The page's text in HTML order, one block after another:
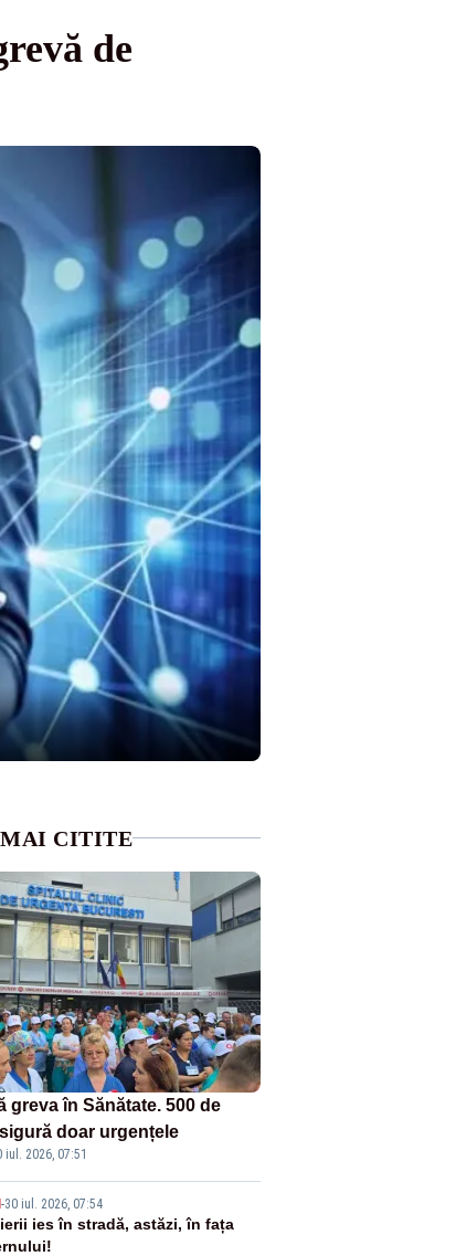
de
CITITE
greva în Sănătate. 500 de
doar urgențele
iul. 2026, 07:51
-30 iul. 2026, 07:54
ies în stradă, astăzi, în fața